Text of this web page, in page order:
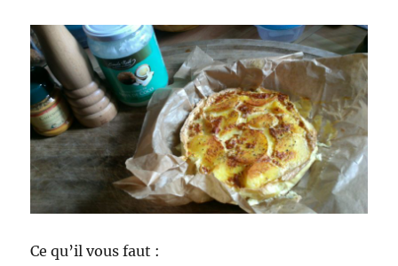
Ce qu’il vous faut :